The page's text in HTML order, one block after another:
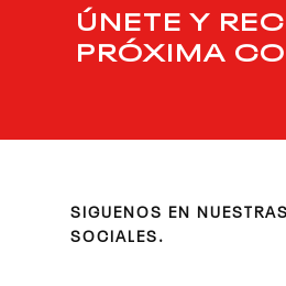
ÚNETE Y
PRÓXIMA
SIGUENOS EN
SOCIALES.